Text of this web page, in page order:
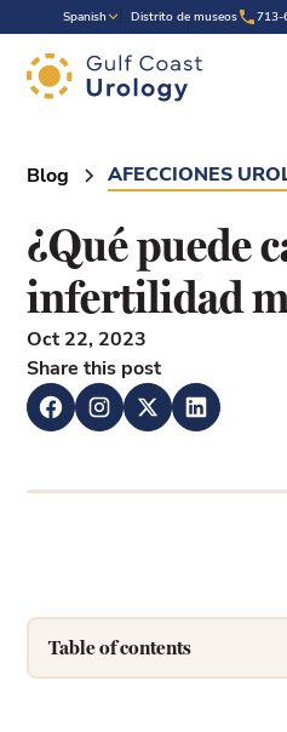
Spanish Distrito de museos 713-
Blog AFECCIONES
¿Qué puede
infertilidad
Oct 22, 2023
Share this post
Table of contents